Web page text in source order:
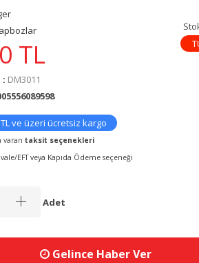
TL
: DM3011
ve üzeri ücretsiz kargo
varan taksit seçenekleri
EFT veya Kapıda Ödeme seçeneği
Adet
Gelince Haber Ver